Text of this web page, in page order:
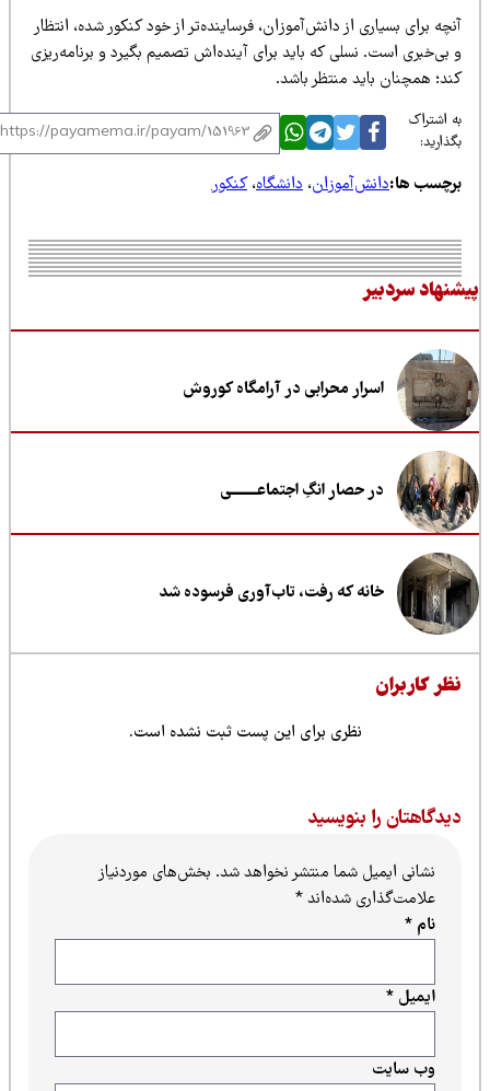
برای بسیاری از دانش‌آموزان، فرساینده‌تر از خود کنکور شده، انتظار
بی‌خبری است. نسلی که باید برای آینده‌اش تصمیم بگیرد و برنامه‌ریزی
همچنان باید منتظر باشد.
اشتراک
ها:دانش‌آموزان،دانشگاه،کنکور
سردبیر
اسرار محرابی در آرامگاه کوروش
در حصار انگِ اجتماعــــــــی
خانه که رفت، تاب‌آوری فرسوده شد
کاربران
نظری برای این پست ثبت نشده است.
را بنویسید
نشانی ایمیل شما منتشر نخواهد شد.بخش‌های موردنیاز
علامت‌گذاری شده‌اند*
ایمیل*
وب‌ سایت